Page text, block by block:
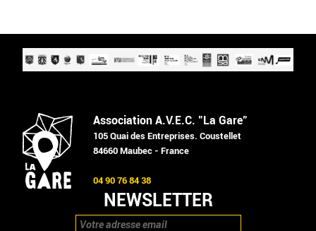
Association A.V.E.C. "La Gare"
105 Quai des Entreprises. Coustellet
84660 Maubec - France
04 90 76 84 38
NEWSLETTER